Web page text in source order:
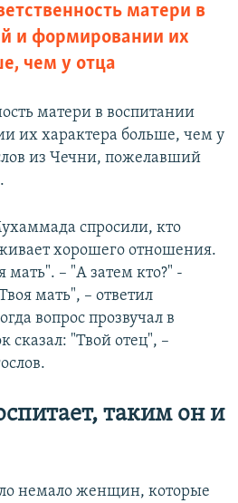
матери в
и формировании их
чем у отца
матери в воспитании
их характера больше, чем у
из Чечни, пожелавший
спросили, кто
хорошего отношения.
мать". – "А затем кто?" -
мать", – ответил
вопрос прозвучал в
сказал: "Твой отец", –
таким он и
немало женщин, которые